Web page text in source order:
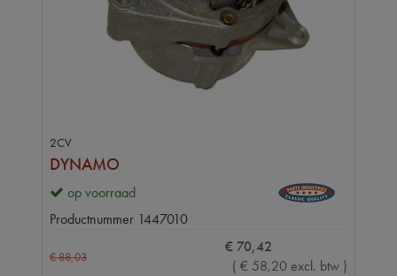
2CV
DYNAMO
op voorraad
Productnummer 1447010
€88,03
€ 70,42
( € 58,20 excl. btw )